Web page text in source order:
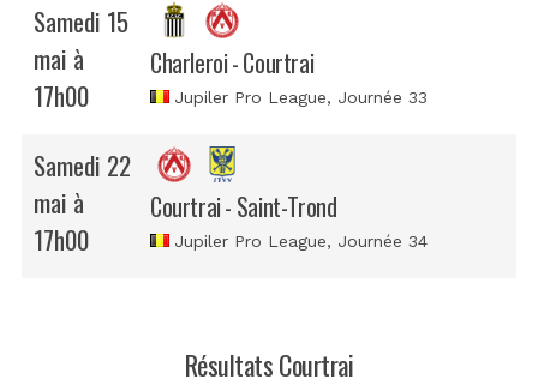
Samedi 15
mai à
17h00
Charleroi - Courtrai
Jupiler Pro League, Journée 33
Samedi 22
mai à
17h00
Courtrai - Saint-Trond
Jupiler Pro League, Journée 34
Résultats Courtrai